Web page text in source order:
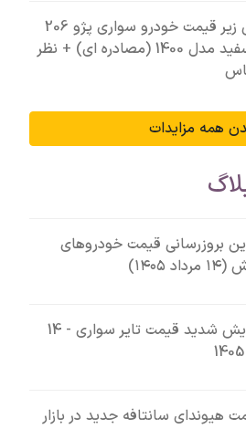
حراجی زیر قیمت خودرو سواری پژو 206
رنگ سفید مدل 1400 (مصادره ای) + نظر
همه مزایدات
بروزرسانی قیمت خودروهای
۱۴۰۵)
🔴افزایش شدید قیمت تایر سواری - 14
هیوندای سانتافه جدید در بازار